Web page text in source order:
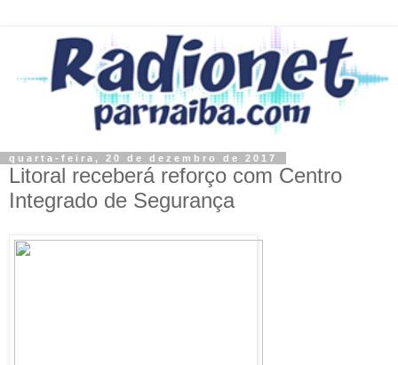
quarta-feira, 20 de dezembro de 2017
Litoral receberá reforço com Centro
Integrado de Segurança